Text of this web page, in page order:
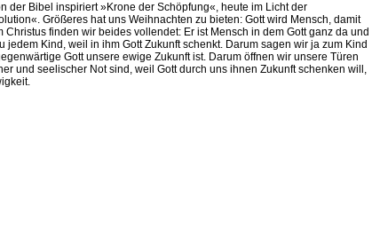
der Bibel inspiriert »Krone der Schöpfung«, heute im Licht der
Größeres hat uns Weihnachten zu bieten: Gott wird Mensch, damit
Christus finden wir beides vollendet: Er ist Mensch in dem Gott ganz da und
jedem Kind, weil in ihm Gott Zukunft schenkt. Darum sagen wir ja zum Kind
Gott unsere ewige Zukunft ist. Darum öffnen wir unsere Türen
und seelischer Not sind, weil Gott durch uns ihnen Zukunft schenken will,